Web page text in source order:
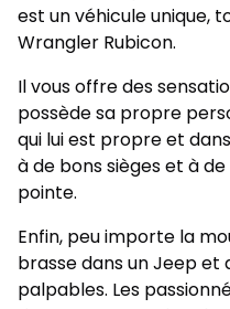
est un véhicule unique,
Wrangler Rubicon.
Il vous offre des
possède sa propre
qui lui est propre et
à de bons sièges et à
pointe.
Enfin, peu importe la
brasse dans un Jeep et
palpables. Les